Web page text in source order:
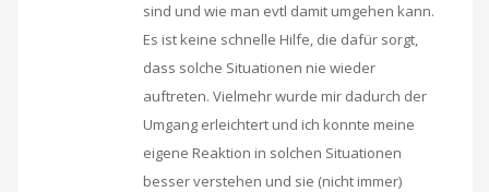
sind und wie man evtl damit umgehen kann.
Es ist keine schnelle Hilfe, die dafür sorgt,
dass solche Situationen nie wieder
auftreten. Vielmehr wurde mir dadurch der
Umgang erleichtert und ich konnte meine
eigene Reaktion in solchen Situationen
besser verstehen und sie (nicht immer)